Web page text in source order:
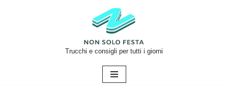
Trucchi e consigli per tutti i giorni